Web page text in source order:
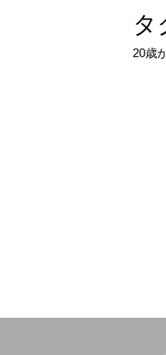
タ
20歳